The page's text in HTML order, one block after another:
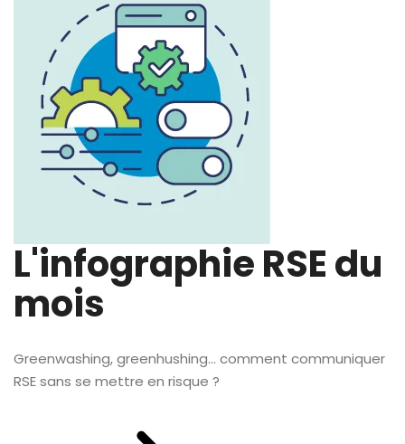
L'infographie RSE du
mois
Greenwashing, greenhushing… comment communiquer
RSE sans se mettre en risque ?